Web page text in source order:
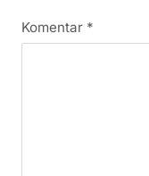
Komentar *